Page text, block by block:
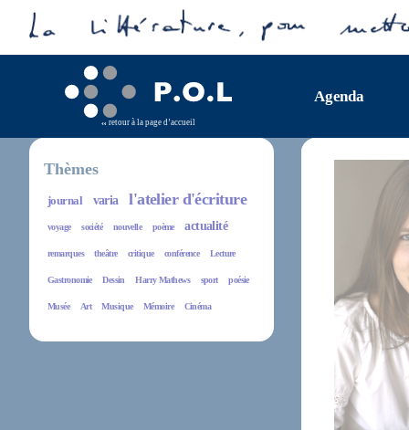
retour à la page d’accueil
Agenda
Thèmes
journal varia l'atelier d'écriture
voyage société nouvelle poème actualité
remarques theâtre critique conférence Lecture
Gastronomie Dessin Harry Mathews sport poésie
Musée Art Musique Mémoire Cinéma